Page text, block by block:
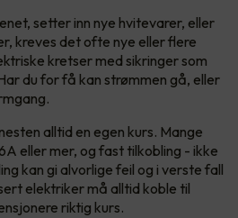
setter inn nye hvitevarer, eller
kreves det ofte nye eller flere
kretser med sikringer som
du for få kan strømmen gå, eller
alltid en egen kurs. Mange
eller mer, og fast tilkobling - ikke
kan gi alvorlige feil og i verste fall
elektriker må alltid koble til
riktig kurs.